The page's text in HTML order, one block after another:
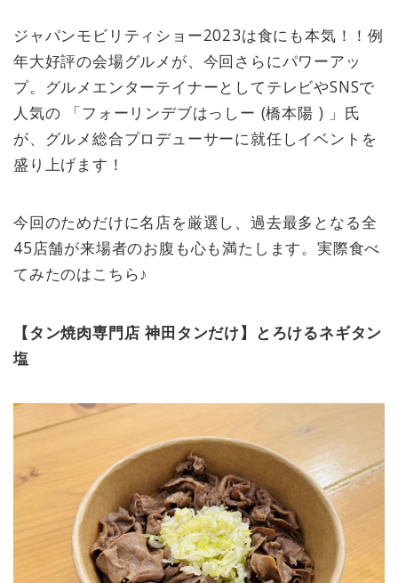
ジャパンモビリティショー2023は食にも本気！！例
年大好評の会場グルメが、今回さらにパワーアッ
プ。グルメエンターテイナーとしてテレビやSNSで
人気の 「フォーリンデブはっしー (橋本陽 ) 」氏
が、グルメ総合プロデューサーに就任しイベントを
盛り上げます！
今回のためだけに名店を厳選し、過去最多となる全
45店舗が来場者のお腹も心も満たします。実際食べ
てみたのはこちら♪
【タン焼肉専門店 神田タンだけ】とろけるネギタン
塩